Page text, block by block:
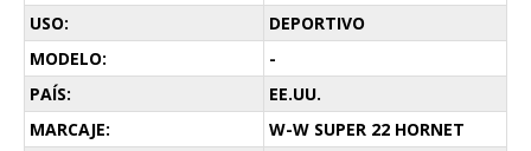
USO:
DEPORTIVO
MODELO:
-
PAÍS:
EE.UU.
MARCAJE:
W-W SUPER 22 HORNET